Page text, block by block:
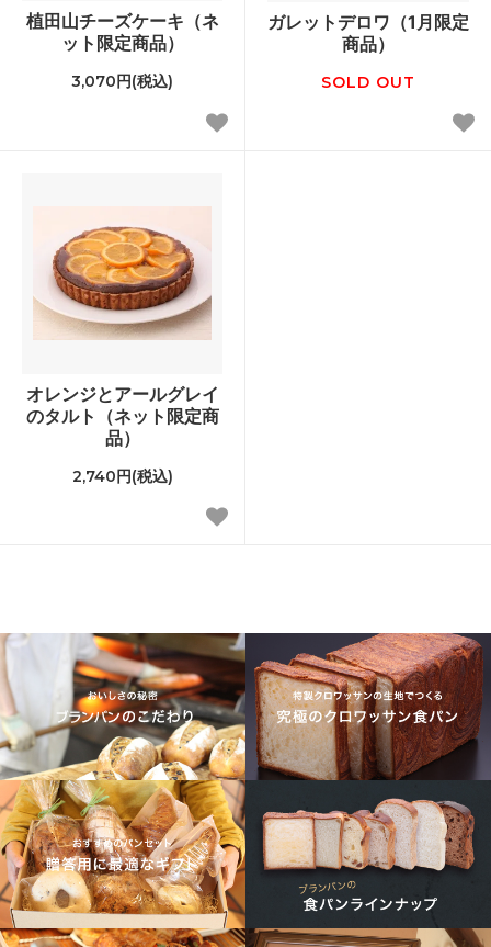
植田山チーズケーキ（ネ
ット限定商品）
3,070円(税込)
ガレットデロワ（1月限定
商品）
SOLD OUT
オレンジとアールグレイ
のタルト（ネット限定商
品）
2,740円(税込)